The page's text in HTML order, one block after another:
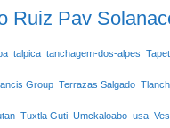
Ruiz Pav
talpica tanchagem-dos-alpes
Group Terrazas Salgado
Tuxtla Guti Umckaloabo usa